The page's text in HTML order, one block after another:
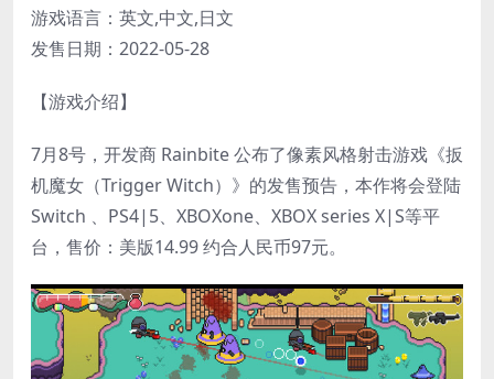
游戏语言：英文,中文,日文
发售日期：2022-05-28
【游戏介绍】
7月8号，开发商 Rainbite 公布了像素风格射击游戏《扳
机魔女（Trigger Witch）》的发售预告，本作将会登陆
Switch 、PS4|5、XBOXone、XBOX series X|S等平
台，售价：美版14.99 约合人民币97元。